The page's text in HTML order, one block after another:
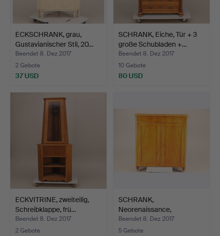
ECKSCHRANK, grau,
Gustavianischer Stil, 20…
Beendet 8. Dez 2017
2 Gebote
37 USD
SCHRANK, Eiche, Tür + 3
große Schubladen +…
Beendet 8. Dez 2017
10 Gebote
80 USD
ECKVITRINE, zweiteilig,
Schreibklappe, frü…
Beendet 8. Dez 2017
2 Gebote
SCHRANK,
Neorenaissance,
Schubladenpaar + …
Beendet 8. Dez 2017
5 Gebote